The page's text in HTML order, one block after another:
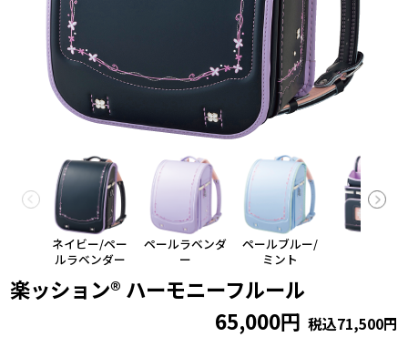
ネイビー/ペー
ルラベンダー
ペールラベンダ
ー
ペールブルー/
ミント
楽ッション® ハーモニーフルール
65,000円 税込71,500円